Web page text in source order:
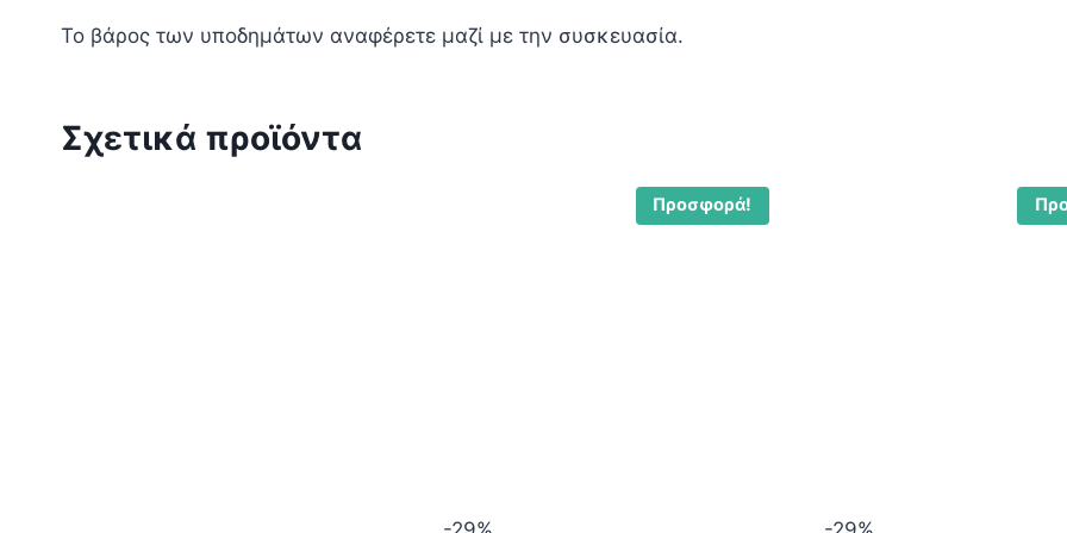
Το βάρος των υποδημάτων αναφέρετε μαζί με την συσκευασία.
Σχετικά προϊόντα
Προσφορά!